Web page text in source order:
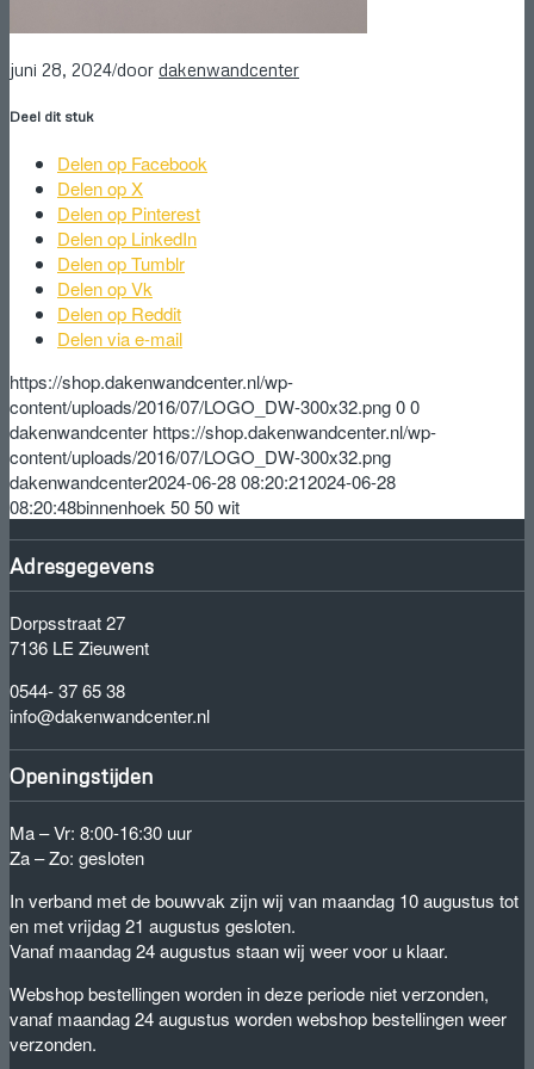
juni 28, 2024/door dakenwandcenter
Deel dit stuk
Delen op Facebook
Delen op X
Delen op Pinterest
Delen op LinkedIn
Delen op Tumblr
Delen op Vk
Delen op Reddit
Delen via e-mail
https://shop.dakenwandcenter.nl/wp-
content/uploads/2016/07/LOGO_DW-300x32.png00
dakenwandcenter https://shop.dakenwandcenter.nl/wp-
content/uploads/2016/07/LOGO_DW-300x32.png
dakenwandcenter2024-06-28 08:20:212024-06-28
08:20:48binnenhoek 50 50 wit
Adresgegevens
Dorpsstraat 27
7136 LE Zieuwent
0544- 37 65 38
info@dakenwandcenter.nl
Openingstijden
Ma – Vr: 8:00-16:30 uur
Za – Zo: gesloten
In verband met de bouwvak zijn wij van maandag 10 augustus tot
en met vrijdag 21 augustus gesloten.
Vanaf maandag 24 augustus staan wij weer voor u klaar.
Webshop bestellingen worden in deze periode niet verzonden,
vanaf maandag 24 augustus worden webshop bestellingen weer
verzonden.